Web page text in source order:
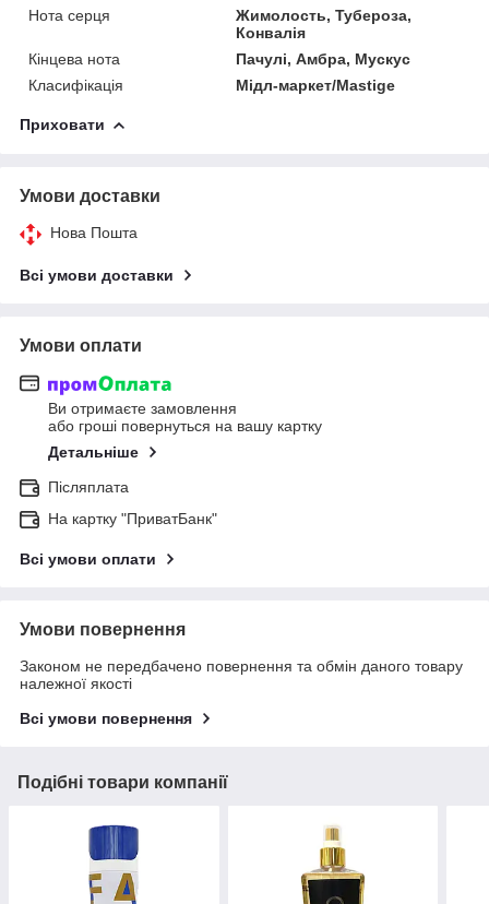
Нота серця
Жимолость, Тубероза,
Конвалія
Кінцева нота
Пачулі, Амбра, Мускус
Класифікація
Мідл-маркет/Mastige
Приховати
Умови доставки
Нова Пошта
Всі умови доставки
Умови оплати
Ви отримаєте замовлення
або гроші повернуться на вашу картку
Детальніше
Післяплата
На картку "ПриватБанк"
Всі умови оплати
Умови повернення
Законом не передбачено повернення та обмін даного товару
належної якості
Всі умови повернення
Подібні товари компанії